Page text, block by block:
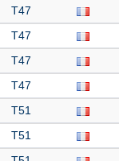
T47
T47
T47
T47
T51
T51